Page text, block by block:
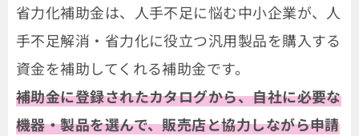
省力化補助金は、人手不足に悩む中小企業が、人
手不足解消・省力化に役立つ汎用製品を購入する
資金を補助してくれる補助金です。
補助金に登録されたカタログから、自社に必要な
機器・製品を選んで、販売店と協力しながら申請